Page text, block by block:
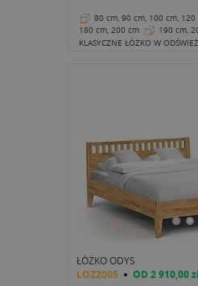
80 cm, 90 cm, 100 cm,
180 cm, 200 cm
190 cm,
cm
43 cm
KLASYCZNE ŁÓŻKO W
ŁÓŻKO ODYS
LOZ2005 OD 2 910,00